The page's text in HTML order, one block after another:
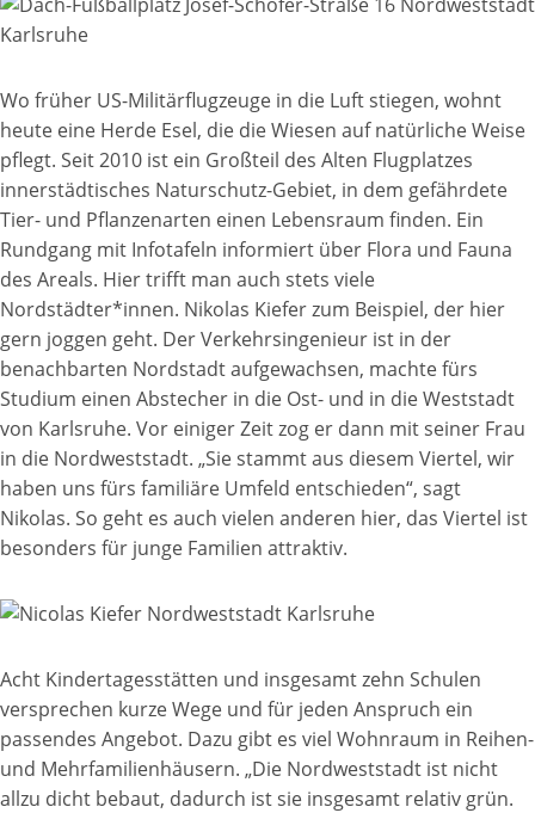
Wo früher US-Militärflugzeuge in die Luft stiegen, wohnt
heute eine Herde Esel, die die Wiesen auf natürliche Weise
pflegt. Seit 2010 ist ein Großteil des Alten Flugplatzes
innerstädtisches Naturschutz-Gebiet, in dem gefährdete
Tier- und Pflanzenarten einen Lebensraum finden. Ein
Rundgang mit Infotafeln informiert über Flora und Fauna
des Areals. Hier trifft man auch stets viele
Nordstädter*innen. Nikolas Kiefer zum Beispiel, der hier
gern joggen geht. Der Verkehrsingenieur ist in der
benachbarten Nordstadt aufgewachsen, machte fürs
Studium einen Abstecher in die Ost- und in die Weststadt
von Karlsruhe. Vor einiger Zeit zog er dann mit seiner Frau
in die Nordweststadt. „Sie stammt aus diesem Viertel, wir
haben uns fürs familiäre Umfeld entschieden“, sagt
Nikolas. So geht es auch vielen anderen hier, das Viertel ist
besonders für junge Familien attraktiv.
Acht Kindertagesstätten und insgesamt zehn Schulen
versprechen kurze Wege und für jeden Anspruch ein
passendes Angebot. Dazu gibt es viel Wohnraum in Reihen-
und Mehrfamilienhäusern. „Die Nordweststadt ist nicht
allzu dicht bebaut, dadurch ist sie insgesamt relativ grün.